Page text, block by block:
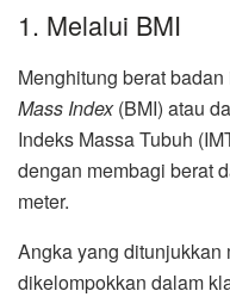
1. Melalui BMI
Menghitung berat
Mass Index(BMI) atau
Indeks Massa Tubuh
dengan membagi berat
meter.
Angka yang
dikelompokkan dalam